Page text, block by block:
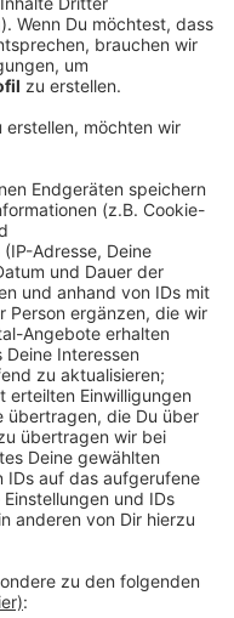
der Stadt jetzt den
Schätzungsweise
240 in
das Impfmobil
Mittwoch steht es
Wochenende
die ersten
vom US-
können dann die
Thema: